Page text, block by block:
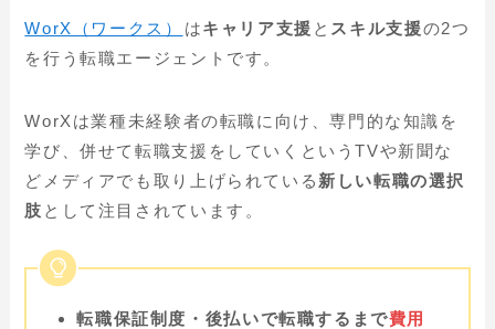
WorX（ワークス） はキャリア支援 と スキル支援の2つ
を行う転職エージェントです。
WorXは業種未経験者の転職に向け、専門的な知識を
学び、併せて転職支援をしていくというTVや新聞な
どメディアでも取り上げられている新しい転職の選択
肢 として注目されています。
転職保証制度・後払いで転職するまで費用